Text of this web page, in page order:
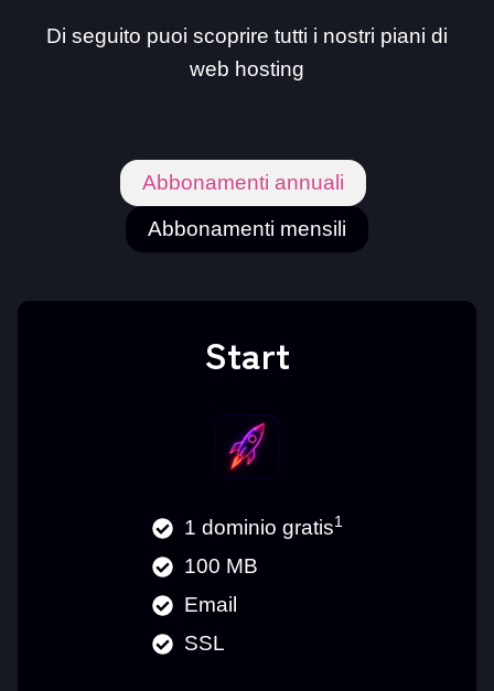
Di seguito puoi scoprire tutti i nostri piani di
web hosting
Abbonamenti annuali
Abbonamenti mensili
Start
1 dominio gratis1
100 MB
Email
SSL